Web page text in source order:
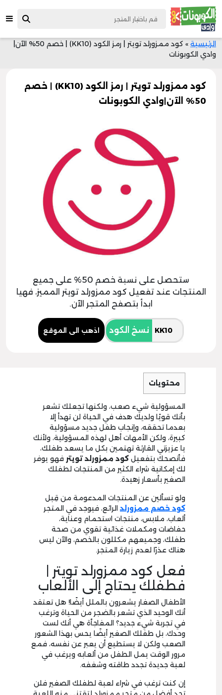
الرئيسية »
كود ممزورلد تويتر | رمز الكود (KK10) | خصم 50% الآن|
وادي الكوبونات
كود ممزورلد تويتر | رمز الكود (KK10) | خصم
50% الآن|وادي الكوبونات
ستحصل على نسبة خصم 50% على جميع
المنتجات عند تفعيل كود ممزورلد تويتر المميز، فهيا
ابدأ بتصفح المتجر الآن.
نسخ الكود اذهب الى الموقع
محتويات
المسؤولية شيء صعب، ولكنها تجعلك تشعر
بأنك قويًا ولديك هدف في الحياة لن تهدأ إلا
بعدما تحققه، وإنجاب طفل جديد مسؤولية
كبيرة، ولكن الأمهات أهل لهذه المسؤولية، ولأنك
يا عزيزتي القارئة تهتمين بكل ما يسعد طفلك،
فأنصحك بتفعيل كود ممزورلد تويتر فهو يوفر
لك إمكانية شراء الكثير من المنتجات لطفلك
الصغير بأسعار زهيدة.
ولو تسألين عن المنتجات المدعومة من قِبل
كود خصم ممزورلد الرائع، فيوجد في المتجر
ألعاب، ملابس، منتجات استحمام وعناية،
حفاضات ومكملات غذائية تقوي من صحة
طفلك، وجميعهم مكللون بالخصم، والآن ليس
هناك عذرًا لعدم زيارة المتجر.
فعل كود ممزورلد تويتر |
فطفلك يحتاج إلى الألعاب
الأطفال الصغار يشعرون بالملل أيضًا! هل تعتقد
أنك الوحيد الذي تشعر بالضجر من الحياة وترغب
في تجربة شيء جديد؟ المفاجأة هي أنك لست
وحدك، بل طفلك الصغير أيضًا يحس بهذا الشعور
الصعب ولكن لا يستطيع أن يعبر عن نفسه، فمع
مرور الوقت يمل الطفل من ألعابه ويرغب في
لعبة جديدة تجدد طاقته وشغفه.
إن كنت ترغب في شراء لعبة لطفلك الصغير فلن